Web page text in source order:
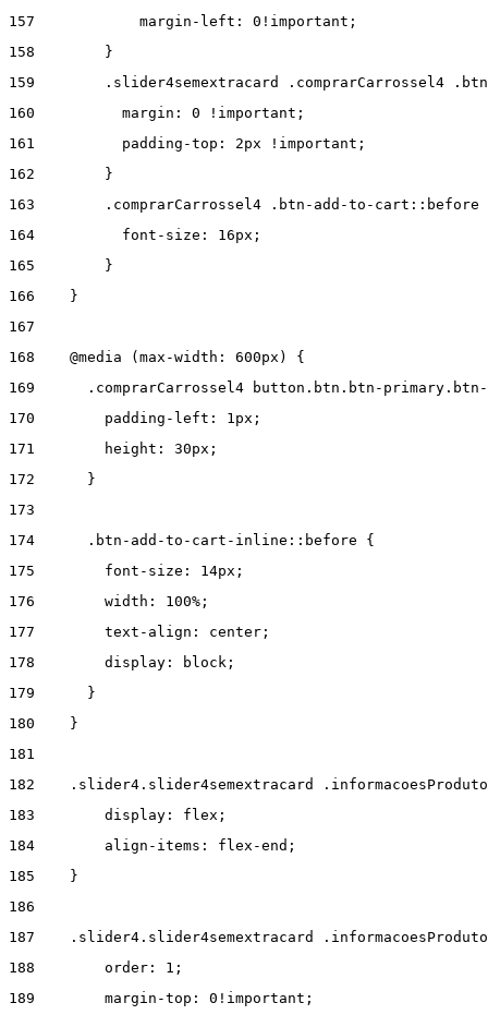
157
            margin-left: 0!important;
158
        }
159
.slider4semextracard .comprarCarrossel4
160
          margin: 0 !important;
161
          padding-top: 2px !important;
162
        }
163
.comprarCarrossel4 .btn-add-to-
164
          font-size: 16px;
165
        }
166
    }
167
168
    @media (max-width: 600px) {
169
.comprarCarrossel4 button.btn.btn-
170
        padding-left: 1px;
171
        height: 30px;
172
      }
173
174
      .btn-add-to-cart-inline::before {
175
        font-size: 14px;
176
        width: 100%;
177
        text-align: center;
178
        display: block;
179
      }
180
    }
181
182
.slider4.slider4semextracard
183
        display: flex;
184
        align-items: flex-end;
185
    }
186
187
.slider4.slider4semextracard
188
        order: 1;
189
        margin-top: 0!important;